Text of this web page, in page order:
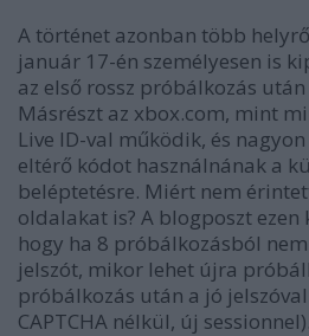
A történet azonban több
január 17-én személyesen is
az első rossz próbálkozás
Másrészt az xbox.com, mint
Live ID-val működik, és
eltérő kódot használnának a
beléptetésre. Miért nem
oldalakat is? A blogposzt
hogy ha 8 próbálkozásból
jelszót, mikor lehet újra
próbálkozás után a jó
CAPTCHA nélkül, új sessionnel).